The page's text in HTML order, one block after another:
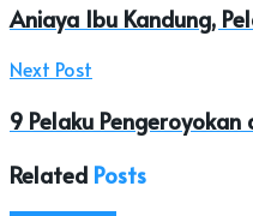
Aniaya Ibu Kandung,
Next Post
9 Pelaku
Related Posts